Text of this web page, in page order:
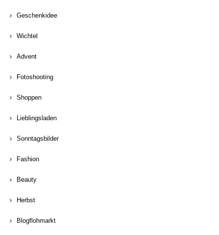
Geschenkidee
Wichtel
Advent
Fotoshooting
Shoppen
Lieblingsladen
Sonntagsbilder
Fashion
Beauty
Herbst
Blogflohmarkt